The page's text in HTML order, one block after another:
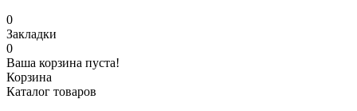
0
Закладки
0
Ваша корзина пуста!
Корзина
Каталог товаров